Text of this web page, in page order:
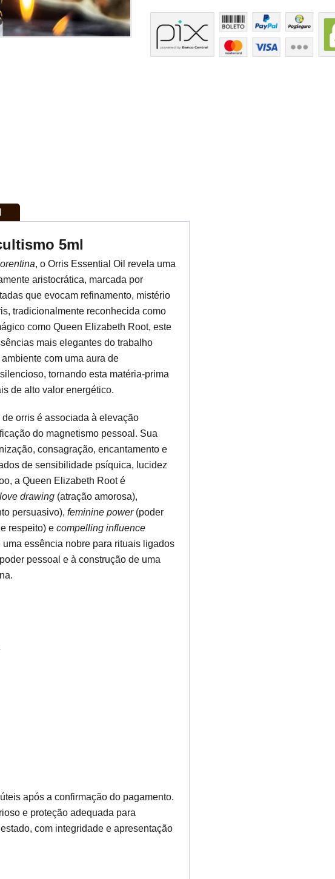
5ml
, o Orris Essential Oil revela uma
aristocrática, marcada por
que evocam refinamento, mistério
tradicionalmente reconhecida como
como Queen Elizabeth Root, este
mais elegantes do trabalho
com uma aura de
tornando esta matéria-prima
de alto valor energético.
orris é associada à elevação
do magnetismo pessoal. Sua
consagração, encantamento e
de sensibilidade psíquica, lucidez
a Queen Elizabeth Root é
love drawing (atração amorosa),
persuasivo), feminine power(poder
respeito) e compelling influence
essência nobre para rituais ligados
pessoal e à construção de uma
após a confirmação do pagamento.
e proteção adequada para
com integridade e apresentação